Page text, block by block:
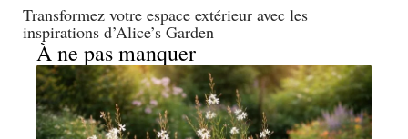
Transformez votre espace extérieur avec les
inspirations d’Alice’s Garden
À ne pas manquer